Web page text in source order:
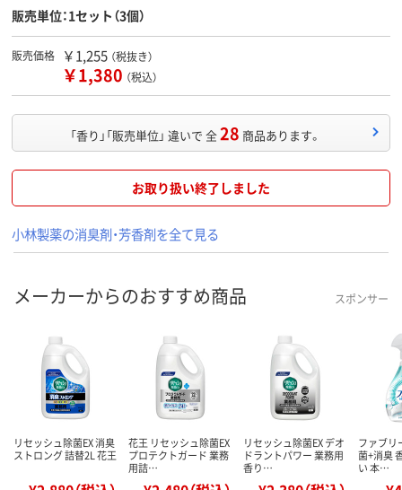
販売単位：1セット（3個）
販売価格 ￥1,255 （税抜き）
￥1,380 （税込）
「香り」「販売単位」 違いで 全28 商品あります。
お取り扱い終了しました
小林製薬の消臭剤・芳香剤を全て見る
メーカーからのおすすめ商品 スポンサー
リセッシュ除菌EX 消臭
ストロング 詰替2L 花王
花王 リセッシュ除菌EX
プロテクトガード 業務
用詰…
リセッシュ除菌EX デオ
ドラントパワー 業務用
香り…
ファブリ
菌+消臭
い 本…